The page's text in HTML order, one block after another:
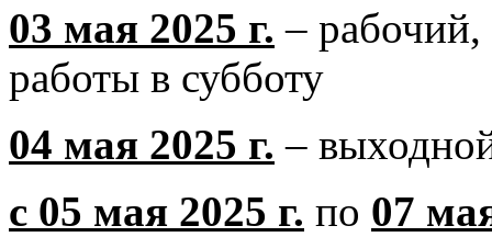
03 мая 2025 г. – рабочий,
работы в субботу
04 мая 2025 г. –
с 05 мая 2025 г. по 07